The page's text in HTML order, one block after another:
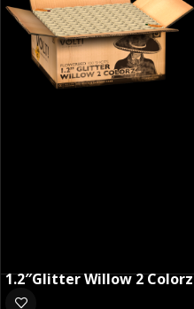
1.2″Glitter Willow 2 Colorz